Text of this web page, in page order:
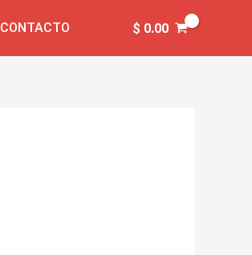
CONTACTO $ 0.00